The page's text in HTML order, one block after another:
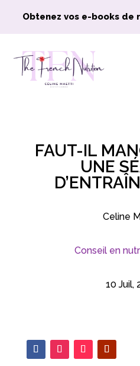
Obtenez vos e-books
FAUT-IL
UNE
Celine
Conseil en
10 Juil,